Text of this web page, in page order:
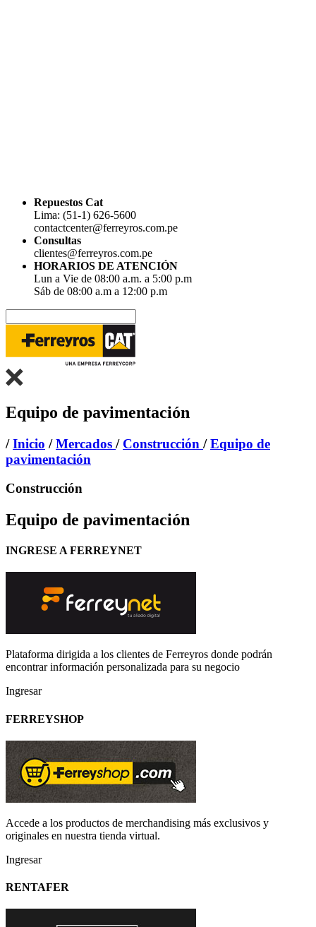
Repuestos Cat
Lima: (51-1) 626-5600
contactcenter@ferreyros.com.pe
Consultas
clientes@ferreyros.com.pe
HORARIOS DE ATENCIÓN
Lun a Vie de 08:00 a.m. a 5:00 p.m
Sáb de 08:00 a.m a 12:00 p.m
Equipo de pavimentación
/Inicio /Mercados / Construcción /Equipo de
pavimentación
Construcción
Equipo de pavimentación
INGRESE A FERREYNET
Plataforma dirigida a los clientes de Ferreyros donde podrán
encontrar información personalizada para su negocio
Ingresar
FERREYSHOP
Accede a los productos de merchandising más exclusivos y
originales en nuestra tienda virtual.
Ingresar
RENTAFER